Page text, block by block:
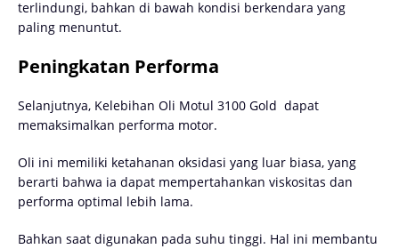
terlindungi, bahkan di bawah kondisi berkendara yang
paling menuntut.
Peningkatan Performa
Selanjutnya, Kelebihan Oli Motul 3100 Gold dapat
memaksimalkan performa motor.
Oli ini memiliki ketahanan oksidasi yang luar biasa, yang
berarti bahwa ia dapat mempertahankan viskositas dan
performa optimal lebih lama.
Bahkan saat digunakan pada suhu tinggi. Hal ini membantu